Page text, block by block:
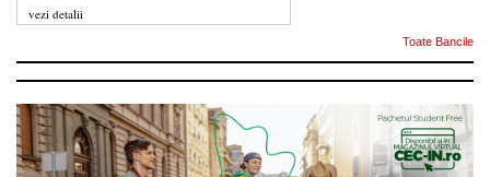
vezi detalii
Toate Bancile